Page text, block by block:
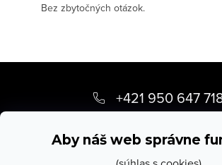
Aby náš web správne
Bez zbytočných otázok.
p
+421 950 647